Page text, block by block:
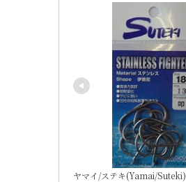
ヤマイ/ステキ(Yamai/Suteki)